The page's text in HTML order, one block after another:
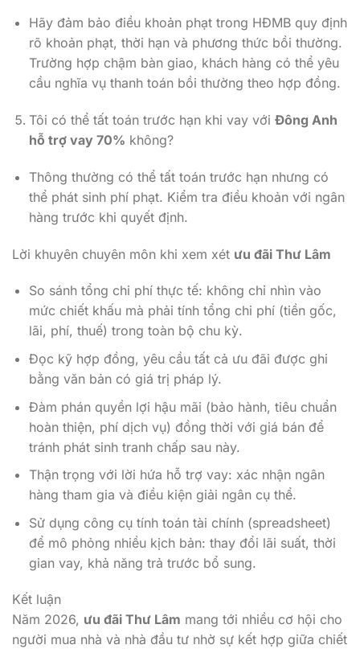
Hãy đảm bảo điều khoản phạt trong HĐMB quy định
rõ khoản phạt, thời hạn và phương thức bồi thường.
Trường hợp chậm bàn giao, khách hàng có thể yêu
cầu nghĩa vụ thanh toán bồi thường theo hợp đồng.
Tôi có thể tất toán trước hạn khi vay với Đông Anh
hỗ trợ vay 70% không?
Thông thường có thể tất toán trước hạn nhưng có
thể phát sinh phí phạt. Kiểm tra điều khoản với ngân
hàng trước khi quyết định.
Lời khuyên chuyên môn khi xem xét ưu đãi Thư Lâm
So sánh tổng chi phí thực tế: không chỉ nhìn vào
mức chiết khấu mà phải tính tổng chi phí (tiền gốc,
lãi, phí, thuế) trong toàn bộ chu kỳ.
Đọc kỹ hợp đồng, yêu cầu tất cả ưu đãi được ghi
bằng văn bản có giá trị pháp lý.
Đàm phán quyền lợi hậu mãi (bảo hành, tiêu chuẩn
hoàn thiện, phí dịch vụ) đồng thời với giá bán để
tránh phát sinh tranh chấp sau này.
Thận trọng với lời hứa hỗ trợ vay: xác nhận ngân
hàng tham gia và điều kiện giải ngân cụ thể.
Sử dụng công cụ tính toán tài chính (spreadsheet)
để mô phỏng nhiều kịch bản: thay đổi lãi suất, thời
gian vay, khả năng trả trước bổ sung.
Kết luận
Năm 2026, ưu đãi Thư Lâm mang tới nhiều cơ hội cho
người mua nhà và nhà đầu tư nhờ sự kết hợp giữa chiết